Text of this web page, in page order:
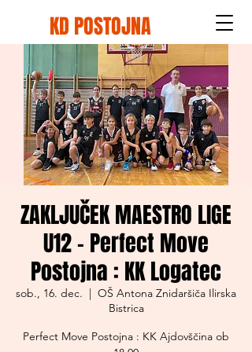
KD POSTOJNA
ZAKLJUČEK MAESTRO LIGE
U12 - Perfect Move
Postojna : KK Logatec
sob., 16. dec.
  |
OŠ Antona Znidaršiča Ilirska
Bistrica
Perfect Move Postojna : KK Ajdovščina ob